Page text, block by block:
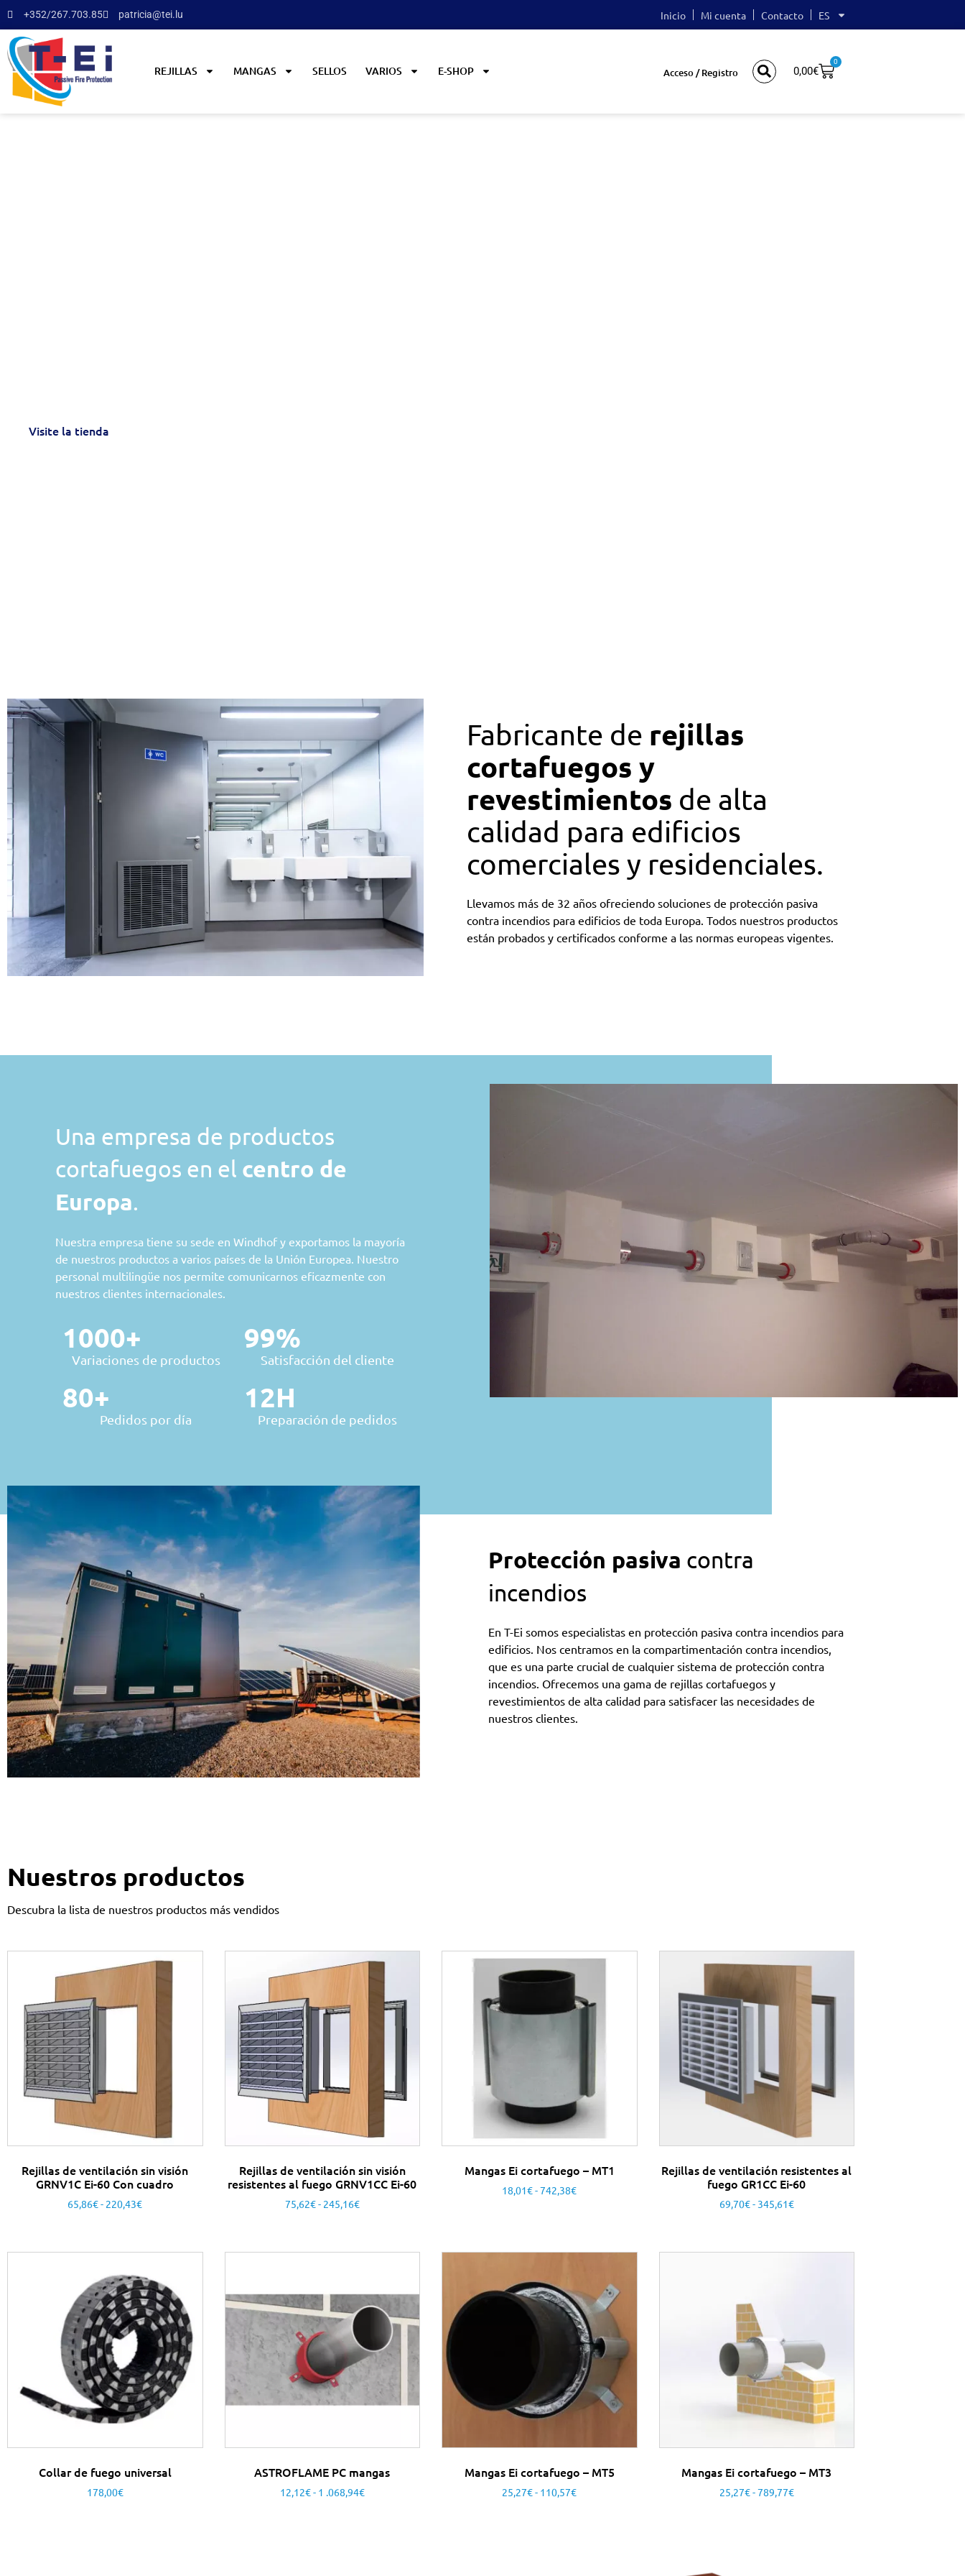
+352/267.703.85 patricia@tei.lu Inicio Mi cuenta Contacto ES
REJILLAS MANGAS SELLOS VARIOS E-SHOP Acceso / Registro 0,00€
0
Visite la tienda
Fabricante de rejillas
cortafuegos y
revestimientos de alta
calidad para edificios
comerciales y residenciales.
Llevamos más de 32 años ofreciendo soluciones de protección pasiva
contra incendios para edificios de toda Europa. Todos nuestros productos
están probados y certificados conforme a las normas europeas vigentes.
Una empresa de productos
cortafuegos en el centro de
Europa.
Nuestra empresa tiene su sede en Windhof y exportamos la mayoría
de nuestros productos a varios países de la Unión Europea. Nuestro
personal multilingüe nos permite comunicarnos eficazmente con
nuestros clientes internacionales.
Variaciones de productos
1000+
Satisfacción del cliente
99%
Pedidos por día
80+
Preparación de pedidos
12H
Protección pasiva contra
incendios
En T-Ei somos especialistas en protección pasiva contra incendios para
edificios. Nos centramos en la compartimentación contra incendios,
que es una parte crucial de cualquier sistema de protección contra
incendios. Ofrecemos una gama de rejillas cortafuegos y
revestimientos de alta calidad para satisfacer las necesidades de
nuestros clientes.
Nuestros productos
Descubra la lista de nuestros productos más vendidos
Rejillas de ventilación sin visión
GRNV1C Ei-60 Con cuadro
65,86€- 220,43€
Rejillas de ventilación sin visión
resistentes al fuego GRNV1CC Ei-60
75,62€- 245,16€
Mangas Ei cortafuego – MT1
18,01€-742,38€
Rejillas de ventilación resistentes al
fuego GR1CC Ei-60
69,70€- 345,61€
Collar de fuego universal
178,00€
ASTROFLAME PC mangas
12,12€- 1 .068,94€
Mangas Ei cortafuego – MT5
25,27€- 110,57€
Mangas Ei cortafuego – MT3
25,27€-789,77€